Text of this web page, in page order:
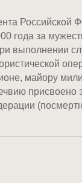
Российской
года за
выполнении
майору
присвоено